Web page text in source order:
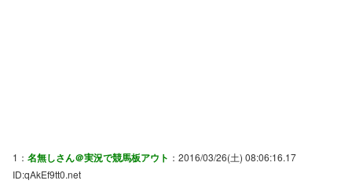
1： 名無しさん＠実況で競馬板アウト ：2016/03/26(土) 08:06:16.17
ID:qAkEf9tt0.net